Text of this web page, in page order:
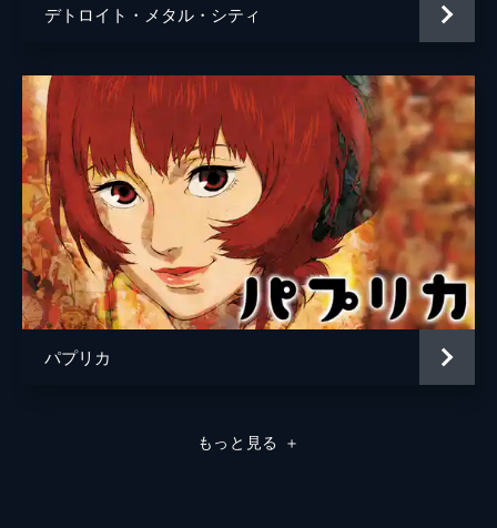
デトロイト・メタル・シティ
パプリカ
もっと見る ＋